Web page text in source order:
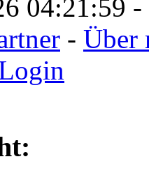
04:21:59 -
- Über